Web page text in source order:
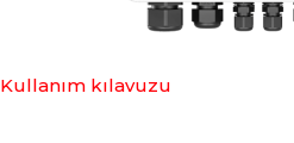
Kullanım kılavuzu